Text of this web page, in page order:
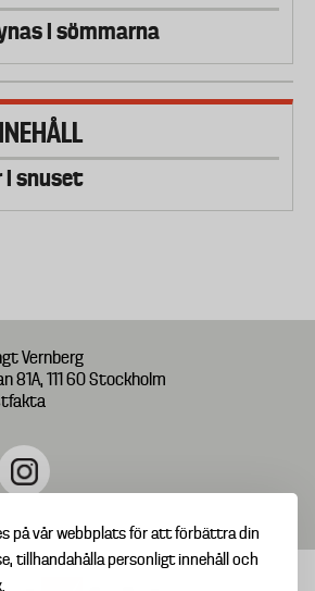
på vår webbplats för att förbättra din
tillhandahålla personligt innehåll och
i sömmarna
i snuset
Vernberg
81A, 111 60 Stockholm